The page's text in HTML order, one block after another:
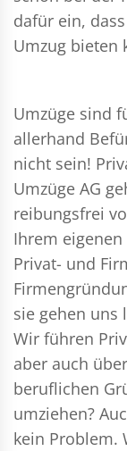
dafür ein,
Umzug bieten
Umzüge sind
allerhand
nicht sein!
Umzüge AG
reibungsfrei
Ihrem
Privat- und
sie gehen uns
Wir führen
aber auch
beruflichen
umziehen?
kein Problem.